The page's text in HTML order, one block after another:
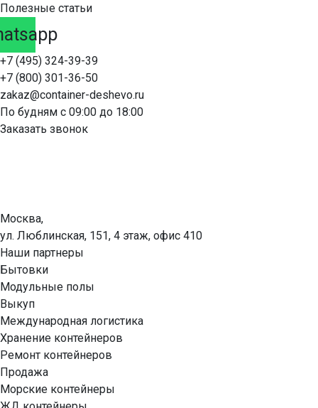
Полезные статьи
+7 (495) 324-39-39
+7 (800) 301-36-50
zakaz@container-deshevo.ru
По будням с 09:00 до 18:00
Заказать звонок
Москва,
ул. Люблинская, 151, 4 этаж, офис 410
Наши партнеры
Бытовки
Модульные полы
Выкуп
Международная логистика
Хранение контейнеров
Ремонт контейнеров
Продажа
Морские контейнеры